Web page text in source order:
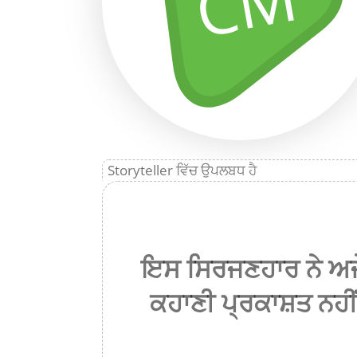
Storyteller ਵਿੱਚ ਉਪਲਬਧ ਹੈ
ਇਸ ਸਿਰਜਣਹਾਰ ਨੇ
ਕਹਾਣੀ ਪ੍ਰਕਾਸ਼ਤ